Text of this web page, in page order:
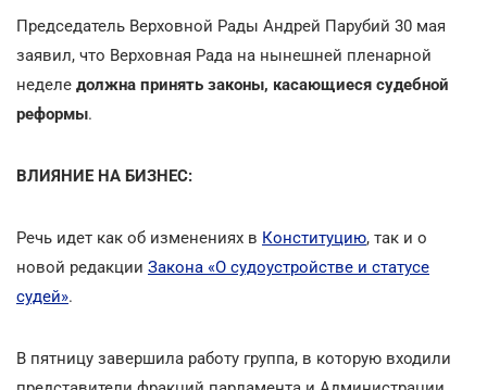
Председатель Верховной Рады Андрей Парубий 30 мая
заявил, что Верховная Рада на нынешней пленарной
неделе должна принять законы, касающиеся судебной
реформы.
ВЛИЯНИЕ НА БИЗНЕС:
Речь идет как об изменениях в Конституцию, так и о
новой редакции Закона «О судоустройстве и статусе
судей».
В пятницу завершила работу группа, в которую входили